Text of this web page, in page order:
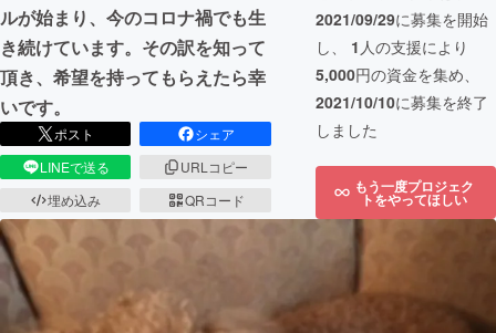
ルが始まり、今のコロナ禍でも生
き続けています。その訳を知って
頂き、希望を持ってもらえたら幸
いです。
ポスト
シェア
LINEで送る
URLコピー
埋め込み
QRコード
2021/09/29に募集を開始
し、 1 人の支援により
5,000円の資金を集め、
2021/10/10に募集を終了
しました
もう一度プロジェク
トをやってほしい